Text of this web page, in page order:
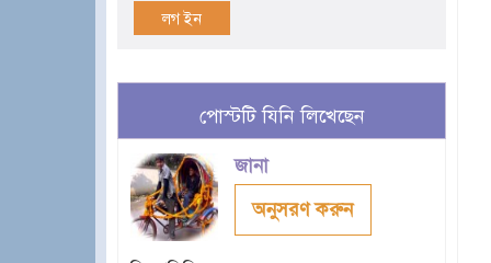
পোস্টটি যিনি লিখেছেন
জানা
অনুসরণ করুন